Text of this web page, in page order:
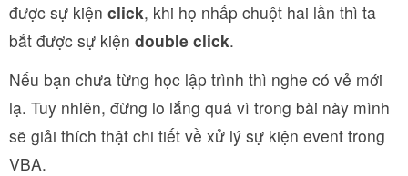
được sự kiện click, khi họ nhấp chuột hai lần thì ta
bắt được sự kiện double click.
Nếu bạn chưa từng học lập trình thì nghe có vẻ mới
lạ. Tuy nhiên, đừng lo lắng quá vì trong bài này mình
sẽ giải thích thật chi tiết về xử lý sự kiện event trong
VBA.